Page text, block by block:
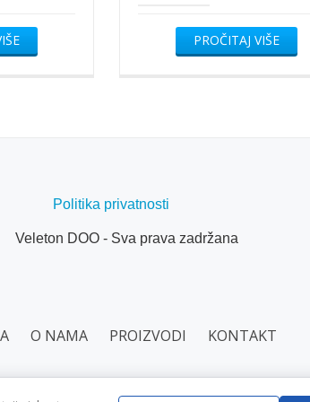
PROČITAJ VIŠE
Politika privatnosti
Veleton DOO - Sva prava zadržana
O NAMA PROIZVODI KONTAKT